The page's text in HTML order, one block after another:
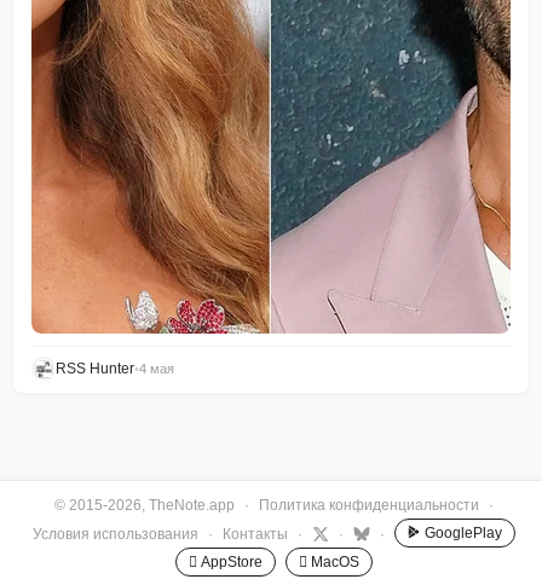
RSS Hunter•4 мая
© 2015-2026, TheNote.app · Политика конфиденциальности
·
Условия использования
· Контакты · · ·
GooglePlay
 AppStore
 MacOS